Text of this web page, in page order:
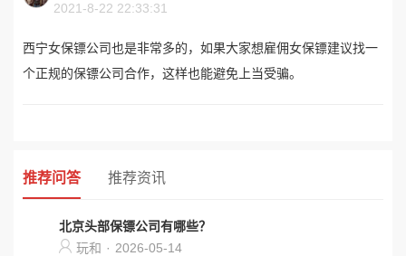
2021-8-22 22:33:31
西宁女保镖公司也是非常多的，如果大家想雇佣女保镖建议找一
个正规的保镖公司合作，这样也能避免上当受骗。
推荐问答 推荐资讯
北京头部保镖公司有哪些？
玩和 · 2026-05-14